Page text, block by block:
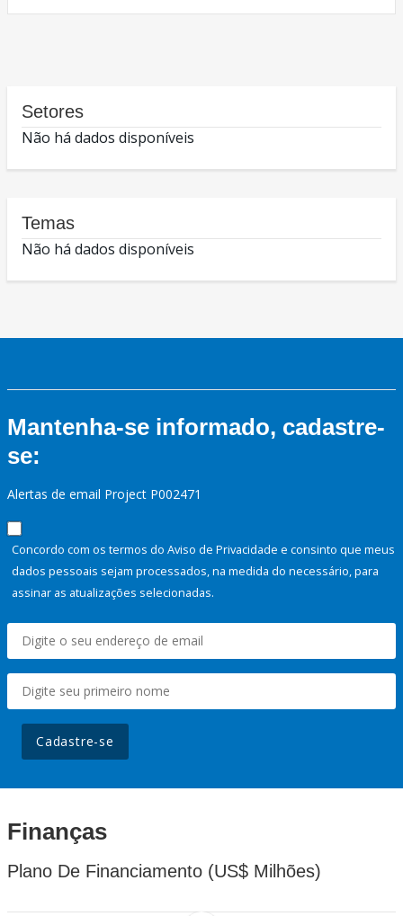
Setores
Não há dados disponíveis
Temas
Não há dados disponíveis
Mantenha-se informado, cadastre-
se:
Alertas de email Project P002471
Concordo com os termos do Aviso de Privacidade e consinto que meus
dados pessoais sejam processados, na medida do necessário, para
assinar as atualizações selecionadas.
Cadastre-se
Finanças
Plano De Financiamento (US$ Milhões)